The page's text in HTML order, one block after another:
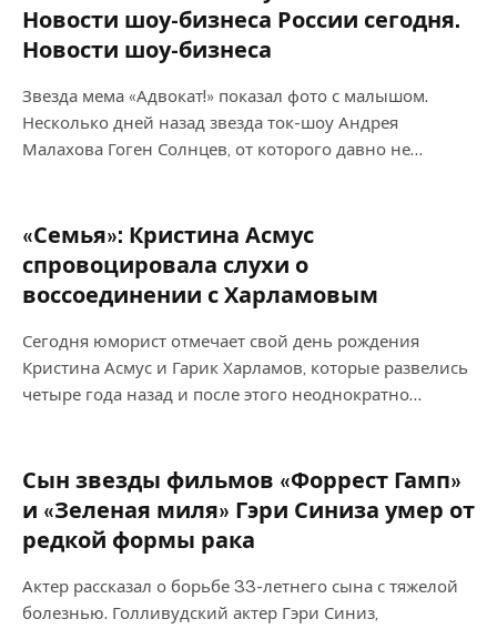
Новости шоу-бизнеса России сегодня.
Новости шоу-бизнеса
Звезда мема «Адвокат!» показал фото с малышом.
Несколько дней назад звезда ток-шоу Андрея
Малахова Гоген Солнцев, от которого давно не…
«Семья»: Кристина Асмус
спровоцировала слухи о
воссоединении с Харламовым
Сегодня юморист отмечает свой день рождения
Кристина Асмус и Гарик Харламов, которые развелись
четыре года назад и после этого неоднократно…
Сын звезды фильмов «Форрест Гамп»
и «Зеленая миля» Гэри Синиза умер от
редкой формы рака
Актер рассказал о борьбе 33-летнего сына с тяжелой
болезнью. Голливудский актер Гэри Синиз,